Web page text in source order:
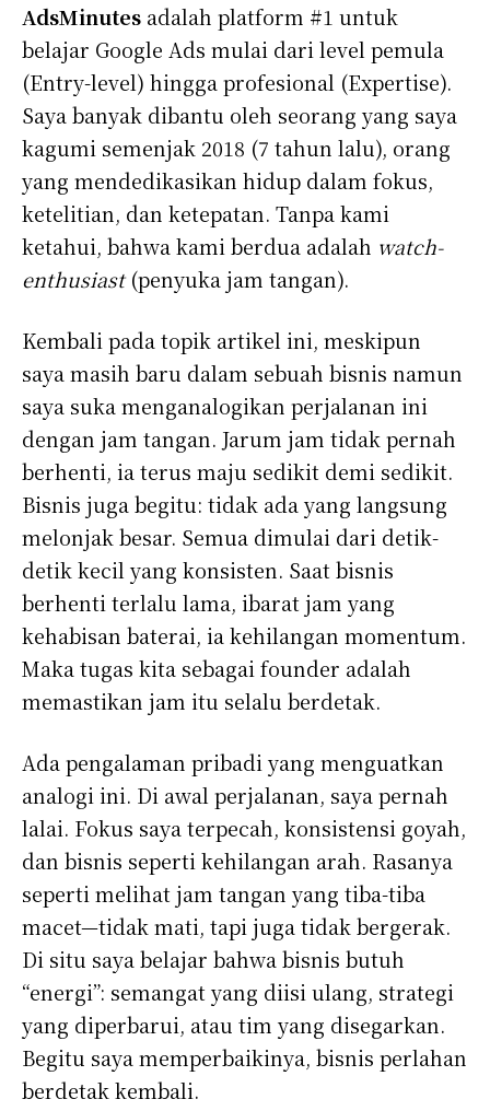
AdsMinutes adalah platform #1 untuk
belajar Google Ads mulai dari level pemula
(Entry-level) hingga profesional (Expertise).
Saya banyak dibantu oleh seorang yang saya
kagumi semenjak 2018 (7 tahun lalu), orang
yang mendedikasikan hidup dalam fokus,
ketelitian, dan ketepatan. Tanpa kami
ketahui, bahwa kami berdua adalah watch-
enthusiast(penyuka jam tangan).
Kembali pada topik artikel ini, meskipun
saya masih baru dalam sebuah bisnis namun
saya suka menganalogikan perjalanan ini
dengan jam tangan. Jarum jam tidak pernah
berhenti, ia terus maju sedikit demi sedikit.
Bisnis juga begitu: tidak ada yang langsung
melonjak besar. Semua dimulai dari detik-
detik kecil yang konsisten. Saat bisnis
berhenti terlalu lama, ibarat jam yang
kehabisan baterai, ia kehilangan momentum.
Maka tugas kita sebagai founder adalah
memastikan jam itu selalu berdetak.
Ada pengalaman pribadi yang menguatkan
analogi ini. Di awal perjalanan, saya pernah
lalai. Fokus saya terpecah, konsistensi goyah,
dan bisnis seperti kehilangan arah. Rasanya
seperti melihat jam tangan yang tiba-tiba
macet—tidak mati, tapi juga tidak bergerak.
Di situ saya belajar bahwa bisnis butuh
“energi”: semangat yang diisi ulang, strategi
yang diperbarui, atau tim yang disegarkan.
Begitu saya memperbaikinya, bisnis perlahan
berdetak kembali.